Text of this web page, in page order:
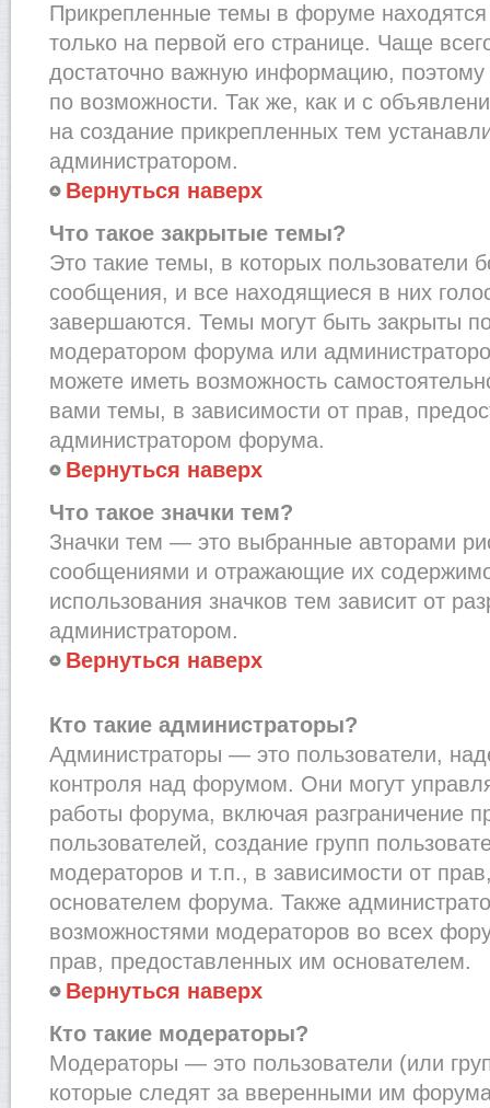
Прикрепленные темы в форуме
только на первой его странице. Чаще
достаточно важную информацию,
по возможности. Так же, как и с
на создание прикрепленных тем
администратором.
Вернуться наверх
Что такое закрытые темы?
Это такие темы, в которых пользователи
сообщения, и все находящиеся в них
завершаются. Темы могут быть закрыты
модератором форума или
можете иметь возможность
вами темы, в зависимости от прав,
администратором форума.
Вернуться наверх
Что такое значки тем?
Значки тем — это выбранные авторами
сообщениями и отражающие их
использования значков тем зависит от
администратором.
Вернуться наверх
Кто такие администраторы?
Администраторы — это пользователи,
контроля над форумом. Они могут
работы форума, включая разграничение
пользователей, создание групп
модераторов и т.п., в зависимости от
основателем форума. Также
возможностями модераторов во всех
прав, предоставленных им основателем.
Вернуться наверх
Кто такие модераторы?
Модераторы — это пользователи (или
которые следят за вверенными им